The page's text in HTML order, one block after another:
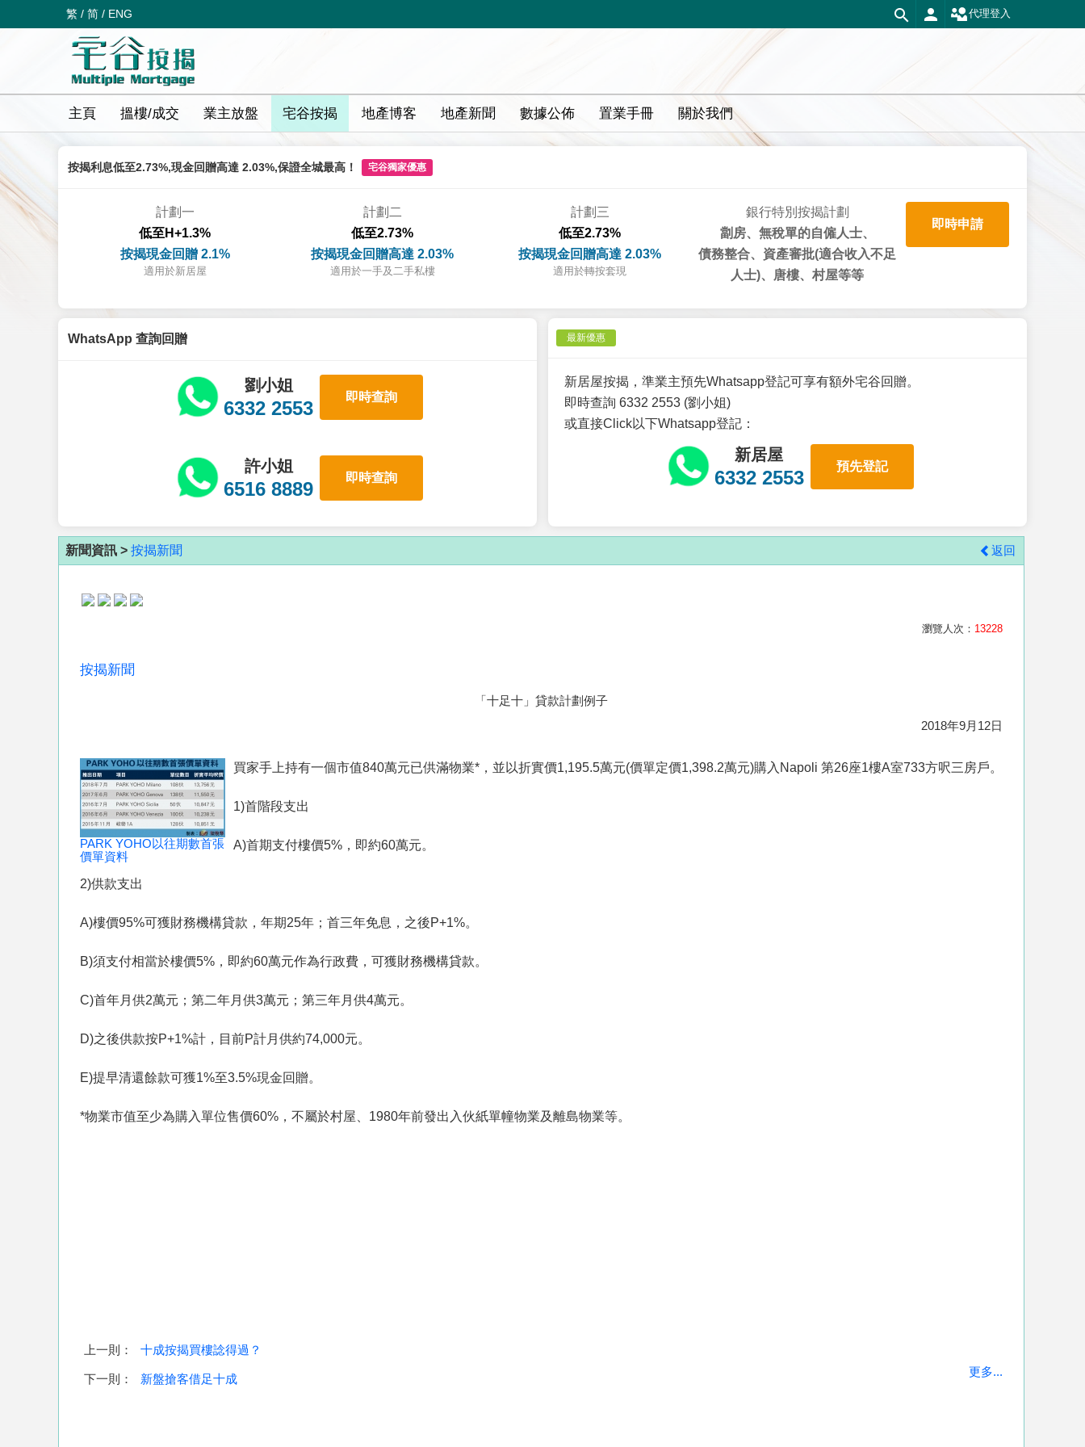
繁 / 简 / ENG 代理登入
主頁 搵樓/成交 業主放盤 宅谷按揭 地產博客 地產新聞 數據公佈 置業手冊 關於我們
按揭利息低至2.73%,現金回贈高達 2.03%,保證全城最高！ 宅谷獨家優惠
計劃一
低至H+1.3%
按揭現金回贈 2.1%
適用於新居屋
計劃二
低至2.73%
按揭現金回贈高達 2.03%
適用於一手及二手私樓
計劃三
低至2.73%
按揭現金回贈高達 2.03%
適用於轉按套現
銀行特別按揭計劃
劏房、無稅單的自僱人士、
債務整合、資產審批(適合收入不足
人士)、唐樓、村屋等等
即時申請
WhatsApp 查詢回贈
劉小姐
6332 2553
即時查詢
許小姐
6516 8889
即時查詢
最新優惠
新居屋按揭，準業主預先Whatsapp登記可享有額外宅谷回贈。
即時查詢 6332 2553 (劉小姐)
或直接Click以下Whatsapp登記：
新居屋
6332 2553
預先登記
新聞資訊 > 按揭新聞 返回
瀏覽人次： 13228
按揭新聞
「十足十」貸款計劃例子
2018年9月12日
PARK YOHO以往期數首張
價單資料
買家手上持有一個市值840萬元已供滿物業*，並以折實價1,195.5萬元(價單定價1,398.2萬元)購入Napoli 第26座1樓A室733方呎三房戶。
1)首階段支出
A)首期支付樓價5%，即約60萬元。
2)供款支出
A)樓價95%可獲財務機構貸款，年期25年；首三年免息，之後P+1%。
B)須支付相當於樓價5%，即約60萬元作為行政費，可獲財務機構貸款。
C)首年月供2萬元；第二年月供3萬元；第三年月供4萬元。
D)之後供款按P+1%計，目前P計月供約74,000元。
E)提早清還餘款可獲1%至3.5%現金回贈。
*物業市值至少為購入單位售價60%，不屬於村屋、1980年前發出入伙紙單幢物業及離島物業等。
上一則： 十成按揭買樓諗得過？
下一則： 新盤搶客借足十成
更多...